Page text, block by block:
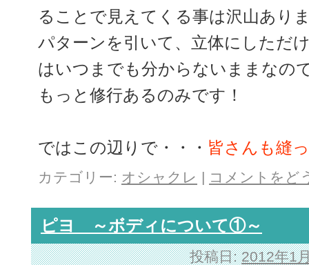
ることで見えてくる事は沢山あり
パターンを引いて、立体にしただ
はいつまでも分からないままなの
もっと修行あるのみです！
ではこの辺りで・・・ 皆さんも縫
カテゴリー: オシャクレ | コメントをど
ピヨ ～ボディについて①～
投稿日: 2012年1